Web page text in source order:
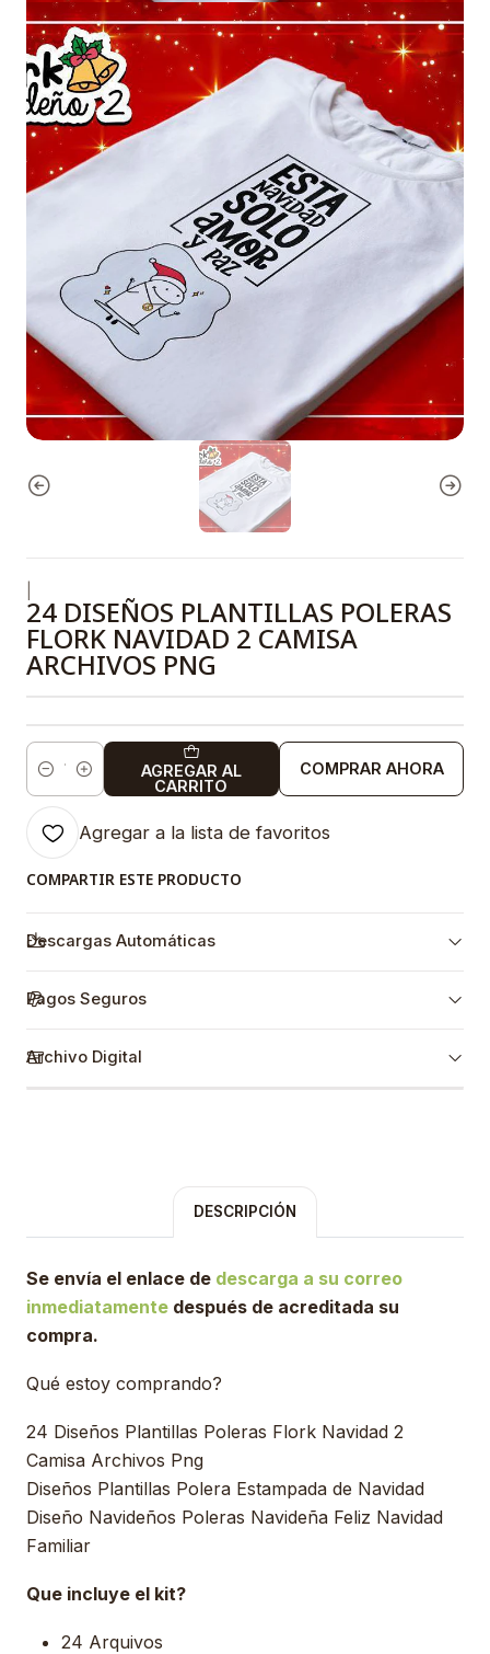
24 DISEÑOS PLANTILLAS POLERAS
FLORK NAVIDAD 2 CAMISA
ARCHIVOS PNG
Cantidad
AGREGAR AL
CARRITO
COMPRAR AHORA
Agregar a la lista de favoritos
COMPARTIR ESTE PRODUCTO
Descargas Automáticas
Pagos Seguros
Archivo Digital
DESCRIPCIÓN
Se envía el enlace de descarga a su correo
inmediatamente después de acreditada su
compra.
Qué estoy comprando?
24 Diseños Plantillas Poleras Flork Navidad 2
Camisa Archivos Png
Diseños Plantillas Polera Estampada de Navidad
Diseño Navideños Poleras Navideña Feliz Navidad
Familiar
Que incluye el kit?
24 Arquivos